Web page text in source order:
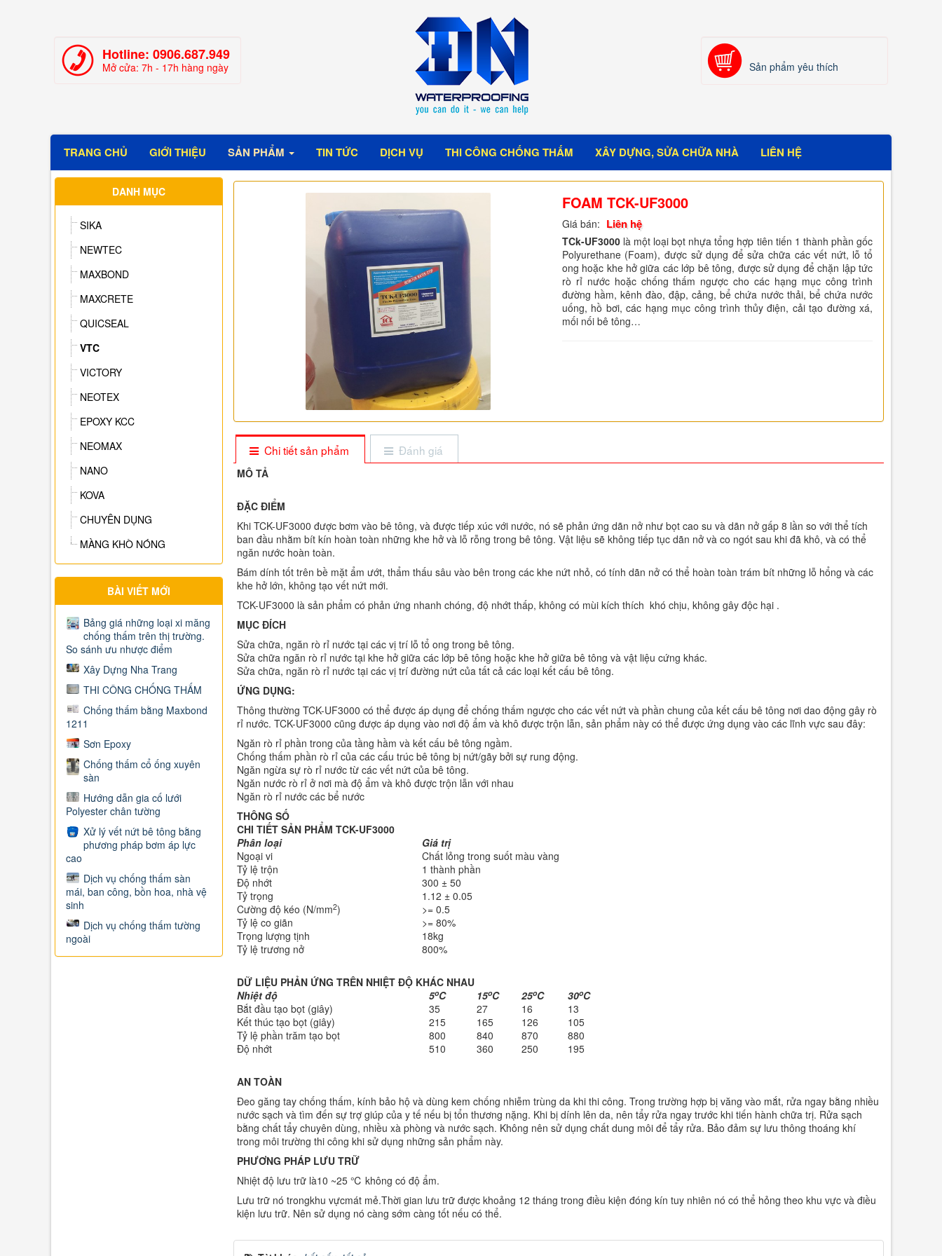
Hotline: 0906.687.949
Mở cửa: 7h - 17h hàng ngày Sản phẩm yêu thích
TRANG CHỦ GIỚI THIỆU SẢN PHẨM TIN TỨC DỊCH VỤ THI CÔNG CHỐNG THẤM XÂY DỰNG, SỬA CHỮA NHÀ LIÊN HỆ
FOAM TCK-UF3000
Giá bán: Liên hệ
TCk-UF3000 là một loại bọt nhựa tổng hợp tiên tiến 1 thành phần gốc
Polyurethane (Foam), được sử dụng để sửa chữa các vết nứt, lỗ tổ
ong hoặc khe hở giữa các lớp bê tông, được sử dụng để chặn lập tức
rò rỉ nước hoặc chống thấm ngược cho các hạng mục công trình
đường hầm, kênh đào, đập, cảng, bể chứa nước thải, bể chứa nước
uống, hồ bơi, các hạng mục công trình thủy điện, cải tạo đường xá,
mối nối bê tông…
Chi tiết sản phẩm Đánh giá
MÔ TẢ
ĐẶC ĐIỂM
Khi TCK-UF3000 được bơm vào bê tông, và được tiếp xúc với nước, nó sẽ phản ứng dãn nở như bọt cao su và dãn nở gấp 8 lần so với thể tích
ban đầu nhằm bít kín hoàn toàn những khe hở và lỗ rỗng trong bê tông. Vật liệu sẽ không tiếp tục dãn nở và co ngót sau khi đã khô, và có thể
ngăn nước hoàn toàn.
Bám dính tốt trên bề mặt ẩm ướt, thẩm thấu sâu vào bên trong các khe nứt nhỏ, có tính dãn nở có thể hoàn toàn trám bít những lỗ hổng và các
khe hở lớn, không tạo vết nứt mới.
TCK-UF3000 là sản phẩm có phản ứng nhanh chóng, độ nhớt thấp, không có mùi kích thích khó chịu, không gây độc hại .
MỤC ĐÍCH
Sửa chữa, ngăn rò rỉ nước tại các vị trí lỗ tổ ong trong bê tông.
Sửa chữa ngăn rò rỉ nước tại khe hở giữa các lớp bê tông hoặc khe hở giữa bê tông và vật liệu cứng khác.
Sửa chữa, ngăn rò rỉ nước tại các vị trí đường nứt của tất cả các loại kết cấu bê tông.
ỨNG DỤNG:
Thông thường TCK-UF3000 có thể được áp dụng để chống thấm ngược cho các vết nứt và phần chung của kết cấu bê tông nơi dao động gây rò
rỉ nước. TCK-UF3000 cũng được áp dụng vào nơi độ ẩm và khô được trộn lẫn, sản phẩm này có thể được ứng dụng vào các lĩnh vực sau đây:
Ngăn rò rỉ phần trong của tầng hầm và kết cấu bê tông ngầm.
Chống thấm phần rò rỉ của các cấu trúc bê tông bị nứt/gãy bởi sự rung động.
Ngăn ngừa sự rò rỉ nước từ các vết nứt của bê tông.
Ngăn nước rò rỉ ở nơi mà độ ẩm và khô được trộn lẫn với nhau
Ngăn rò rỉ nước các bể nước
THÔNG SỐ
CHI TIẾT SẢN PHẨM TCK-UF3000
Phân loại
Giá trị
Ngoại vi
Chất lỏng trong suốt màu vàng
Tỷ lệ trộn
1 thành phần
Độ nhớt
300 ± 50
Tỷ trọng
1.12 ± 0.05
Cường độ kéo (N/mm2)
>= 0.5
Tỷ lệ co giãn
>= 80%
Trọng lượng tịnh
18kg
Tỷ lệ trương nở
800%
DỮ LIỆU PHẢN ỨNG TRÊN NHIỆT ĐỘ KHÁC NHAU
Nhiệt độ
5oC 15oC 25oC 30oC
Bắt đầu tạo bọt (giây)
35 27 16
13
Kết thúc tạo bọt (giây)
215 165 126
105
Tỷ lệ phần trăm tạo bọt
800 840 870
880
Độ nhớt
510 360 250 195
AN TOÀN
Đeo găng tay chống thấm, kính bảo hộ và dùng kem chống nhiễm trùng da khi thi công. Trong trường hợp bị văng vào mắt, rửa ngay bằng nhiều
nước sạch và tìm đến sự trợ giúp của y tế nếu bị tổn thương nặng. Khi bị dính lên da, nên tẩy rửa ngay trước khi tiến hành chữa trị. Rửa sạch
bằng chất tẩy chuyên dùng, nhiều xà phòng và nước sạch. Không nên sử dụng chất dung môi để tẩy rửa. Bảo đảm sự lưu thông thoáng khí
trong môi trường thi công khi sử dụng những sản phẩm này.
PHƯƠNG PHÁP LƯU TRỮ
Nhiệt độ lưu trữ là10 ~25 ℃ không có độ ẩm.
Lưu trữ nó trongkhu vựcmát mẻ.Thời gian lưu trữ được khoảng 12 tháng trong điều kiện đóng kín tuy nhiên nó có thể hỏng theo khu vực và điều
kiện lưu trữ. Nên sử dụng nó càng sớm càng tốt nếu có thể.
DANH MỤC
SIKA
NEWTEC
MAXBOND
MAXCRETE
QUICSEAL
VTC
VICTORY
NEOTEX
EPOXY KCC
NEOMAX
NANO
KOVA
CHUYÊN DỤNG
MÀNG KHÒ NÓNG
BÀI VIẾT MỚI
Bảng giá những loại xi măng
chống thấm trên thị trường.
So sánh ưu nhược điểm
Xây Dựng Nha Trang
THI CÔNG CHỐNG THẤM
Chống thấm bằng Maxbond
1211
Sơn Epoxy
Chống thấm cổ ống xuyên
sàn
Hướng dẫn gia cố lưới
Polyester chân tường
Xử lý vết nứt bê tông bằng
phương pháp bơm áp lực
cao
Dịch vụ chống thấm sàn
mái, ban công, bồn hoa, nhà vệ
sinh
Dịch vụ chống thấm tường
ngoài